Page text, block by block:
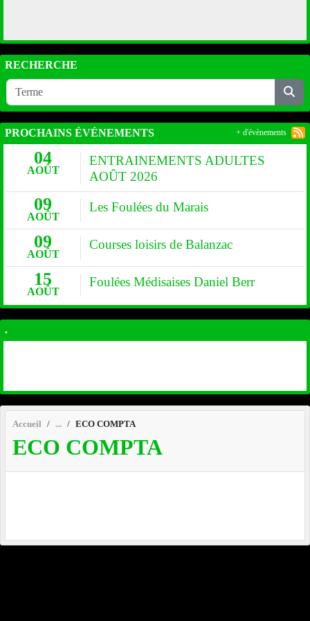
Accueil ECO COMPTA
ECO COMPTA
RECHERCHE
PROCHAINS ÉVÉNEMENTS
04
AOÛT
ENTRAINEMENTS ADULTES
AOÛT 2026
09
AOÛT
Les Foulées du Marais
09
AOÛT
Courses loisirs de Balanzac
15
AOÛT
Foulées Médisaises Daniel Berr
+ d'évènements
.